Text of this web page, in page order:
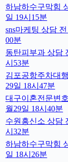
하남하수구막힘
일 19시15분
sns마케팅 상담
00분
동탄피부과 상담
시53분
김포공항주차대
29일 18시47분
대구이혼전문변
월29일 18시40분
수원흥신소 상담
시32분
하남하수구막힘
일 18시26분